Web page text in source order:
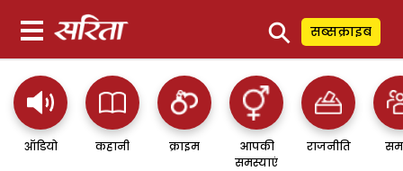
⚲ सब्सक्राइब
ऑडियो कहानी क्राइम
आपकी
समस्याएं
राजनीति